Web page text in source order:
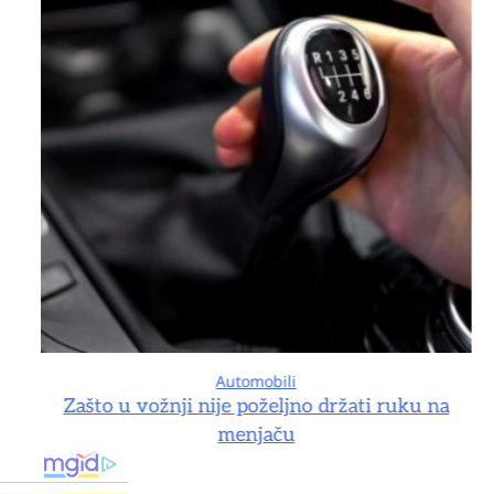
Automobili
Zašto u vožnji nije poželjno držati ruku na
menjaču